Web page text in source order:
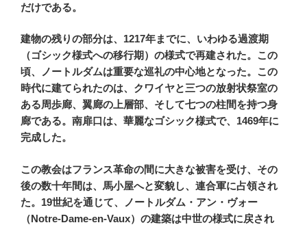
だけである。
建物の残りの部分は、1217年までに、いわゆる過渡期
（ゴシック様式への移行期）の様式で再建された。この
頃、ノートルダムは重要な巡礼の中心地となった。この
時代に建てられたのは、クワイヤと三つの放射状祭室の
ある周歩廊、翼廊の上層部、そして七つの柱間を持つ身
廊である。南扉口は、華麗なゴシック様式で、1469年に
完成した。
この教会はフランス革命の間に大きな被害を受け、その
後の数十年間は、馬小屋へと変貌し、連合軍に占領され
た。19世紀を通じて、ノートルダム・アン・ヴォー
（Notre-Dame-en-Vaux）の建築は中世の様式に戻され